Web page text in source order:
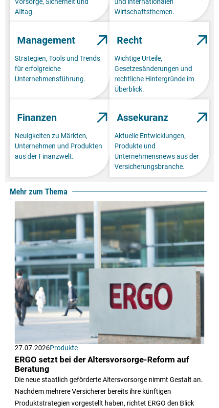
Alltag.
Wirtschaftsthemen.
Management
Strategien, Tools und Trends
für erfolgreiche
Unternehmensführung.
Recht
Wichtige Urteile,
Gesetzesänderungen und
rechtliche Hintergründe im
Überblick.
Finanzen
Neuigkeiten zu Märkten,
Unternehmen und Produkten
aus der Finanzwelt.
Assekuranz
Aktuelle Entwicklungen,
Produkte und
Unternehmensnews aus der
Versicherungsbranche.
Mehr zum Thema
27.07.2026Produkte
ERGO setzt bei der Altersvorsorge-Reform auf
Beratung
Die neue staatlich geförderte Altersvorsorge nimmt Gestalt an.
Nachdem mehrere Versicherer bereits ihre künftigen
Produktstrategien vorgestellt haben, richtet ERGO den Blick